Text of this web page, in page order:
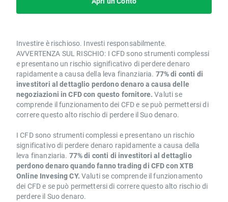
Investire è rischioso. Investi responsabilmente.
AVVERTENZA SUL RISCHIO: I CFD sono strumenti complessi
e presentano un rischio significativo di perdere denaro
rapidamente a causa della leva finanziaria. 77% di conti di
investitori al dettaglio perdono denaro a causa delle
negoziazioni in CFD con questo fornitore. Valuti se
comprende il funzionamento dei CFD e se può permettersi di
correre questo alto rischio di perdere il Suo denaro.
I CFD sono strumenti complessi e presentano un rischio
significativo di perdere denaro rapidamente a causa della
leva finanziaria. 77% di conti di investitori al dettaglio
perdono denaro quando fanno trading di CFD con XTB
Online Invesing CY. Valuti se comprende il funzionamento
dei CFD e se può permettersi di correre questo alto rischio di
perdere il Suo denaro.